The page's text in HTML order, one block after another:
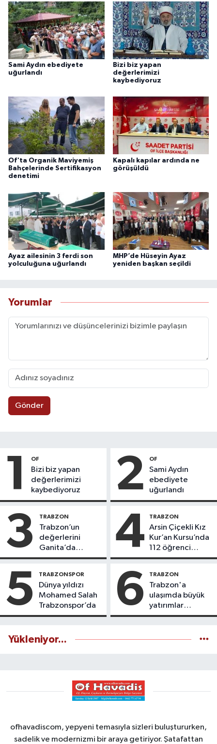
Sami Aydın ebediyete
uğurlandı
Bizi biz yapan
değerlerimizi
kaybediyoruz
Of'ta Organik Maviyemiş
Bahçelerinde Sertifikasyon
denetimi
Kapalı kapılar ardında ne
görüşüldü
Ayaz ailesinin 3 ferdi son
yolculuğuna uğurlandı
MHP’de Hüseyin Ayaz
yeniden başkan seçildi
Yorumlar
Gönder
1 OF
Bizi biz yapan
değerlerimizi
kaybediyoruz
2 OF
Sami Aydın
ebediyete
uğurlandı
3 TRABZON
Trabzon’un
değerlerini
Ganita’da
yaşatıyoruz
4 TRABZON
Arsin Çiçekli Kız
Kur’an Kursu’nda
112 öğrenci
icazet aldı
5 TRABZONSPOR
Dünya yıldızı
Mohamed Salah
Trabzonspor’da
6 TRABZON
Trabzon'a
ulaşımda büyük
yatırımlar
yapılıyor
Yükleniyor...
ofhavadiscom, yepyeni temasıyla sizleri buluştururken,
sadelik ve modernizmi bir araya getiriyor. Şatafattan